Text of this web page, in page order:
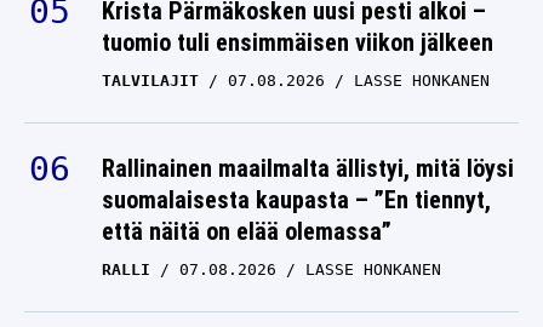
Krista Pärmäkosken uusi pesti alkoi –
tuomio tuli ensimmäisen viikon jälkeen
TALVILAJIT 07.08.2026 LASSE HONKANEN
Rallinainen maailmalta ällistyi, mitä löysi
suomalaisesta kaupasta – ”En tiennyt,
että näitä on elää olemassa”
RALLI 07.08.2026 LASSE HONKANEN